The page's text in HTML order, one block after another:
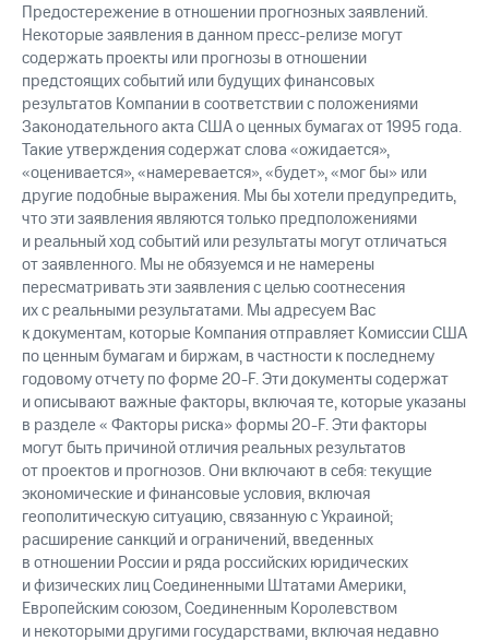
Предостережение в отношении прогнозных заявлений.
Некоторые заявления в данном пресс-релизе могут
содержать проекты или прогнозы в отношении
предстоящих событий или будущих финансовых
результатов Компании в соответствии с положениями
Законодательного акта США о ценных бумагах от 1995 года.
Такие утверждения содержат слова «ожидается»,
«оценивается», «намеревается», «будет», «мог бы» или
другие подобные выражения. Мы бы хотели предупредить,
что эти заявления являются только предположениями
и реальный ход событий или результаты могут отличаться
от заявленного. Мы не обязуемся и не намерены
пересматривать эти заявления с целью соотнесения
их с реальными результатами. Мы адресуем Вас
к документам, которые Компания отправляет Комиссии США
по ценным бумагам и биржам, в частности к последнему
годовому отчету по форме 20-F. Эти документы содержат
и описывают важные факторы, включая те, которые указаны
в разделе « Факторы риска» формы 20-F. Эти факторы
могут быть причиной отличия реальных результатов
от проектов и прогнозов. Они включают в себя: текущие
экономические и финансовые условия, включая
геополитическую ситуацию, связанную с Украиной;
расширение санкций и ограничений, введенных
в отношении России и ряда российских юридических
и физических лиц Соединенными Штатами Америки,
Европейским союзом, Соединенным Королевством
и некоторыми другими государствами, включая недавно